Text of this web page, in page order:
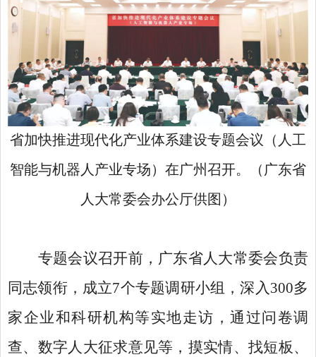
省加快推进现代化产业体系建设专题会议（人工
智能与机器人产业专场）在广州召开。（广东省
人大常委会办公厅供图）
专题会议召开前，广东省人大常委会负责
同志领衔，成立7个专题调研小组，深入300多
家企业和科研机构等实地走访，通过问卷调
查、数字人大征求意见等，摸实情、找短板、